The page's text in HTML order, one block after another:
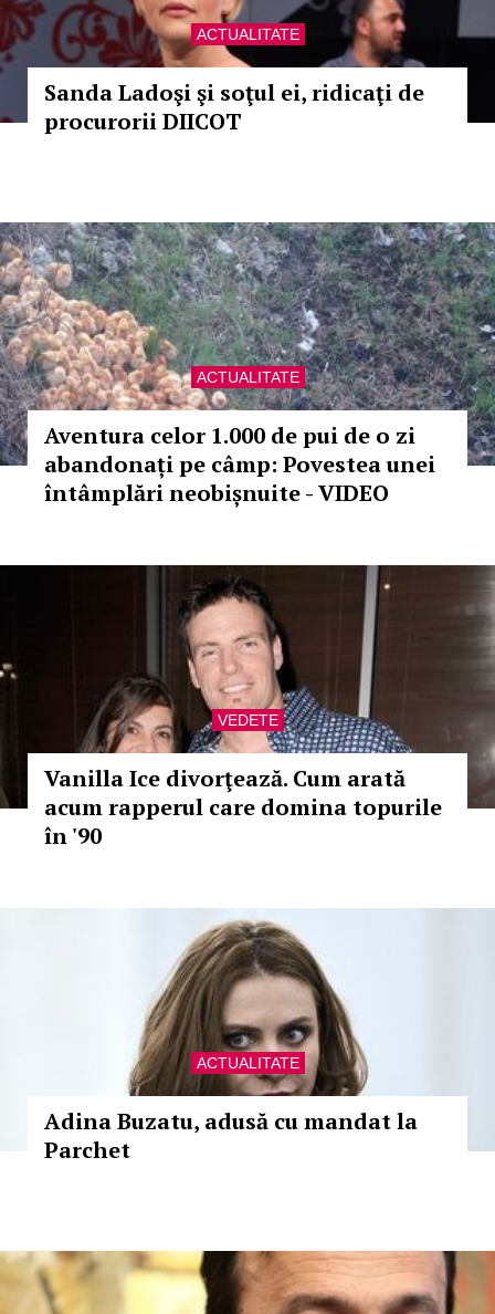
ACTUALITATE
Sanda Ladoşi şi soţul ei, ridicaţi de
procurorii DIICOT
ACTUALITATE
Aventura celor 1.000 de pui de o zi
abandonați pe câmp: Povestea unei
întâmplări neobișnuite - VIDEO
VEDETE
Vanilla Ice divorţează. Cum arată
acum rapperul care domina topurile
în '90
ACTUALITATE
Adina Buzatu, adusă cu mandat la
Parchet